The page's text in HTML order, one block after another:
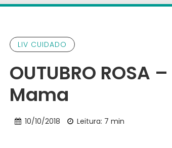
LIV CUIDADO
OUTUBRO
Mama
10/10/2018 Leitura: 7 min